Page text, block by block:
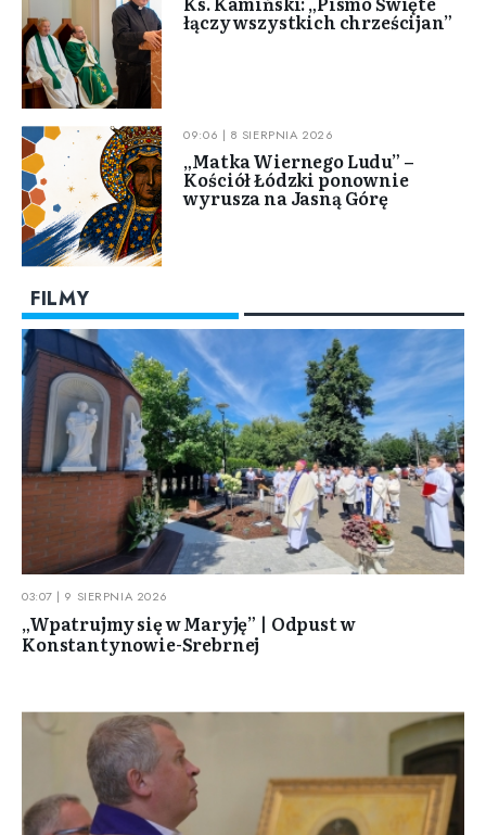
łączy wszystkich chrześcijan”
09:06 | 8 SIERPNIA 2026
„Matka Wiernego Ludu” –
Kościół Łódzki ponownie
wyrusza na Jasną Górę
FILMY
03:07 | 9 SIERPNIA 2026
„Wpatrujmy się w Maryję” | Odpust w
Konstantynowie-Srebrnej